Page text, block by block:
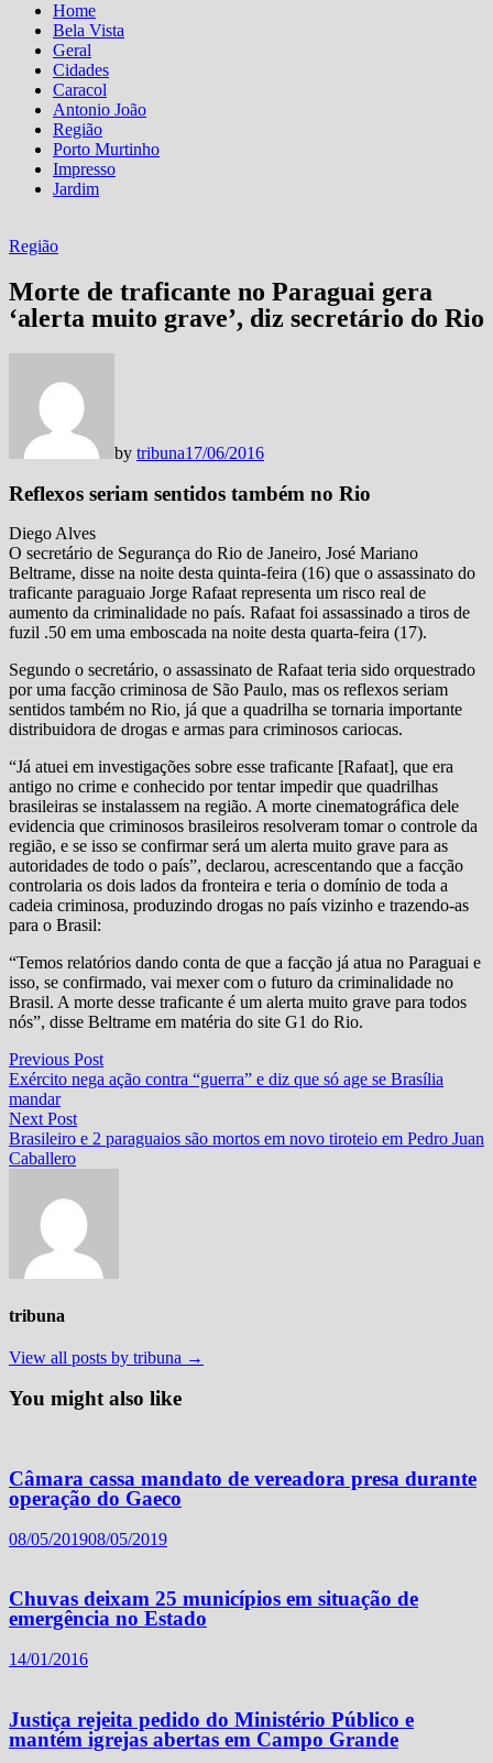
Home
Bela Vista
Geral
Cidades
Caracol
Antonio João
Região
Porto Murtinho
Impresso
Jardim
Região
Morte de traficante no Paraguai gera
‘alerta muito grave’, diz secretário do Rio
by tribuna17/06/2016
Reflexos seriam sentidos também no Rio
Diego Alves
O secretário de Segurança do Rio de Janeiro, José Mariano
Beltrame, disse na noite desta quinta-feira (16) que o assassinato do
traficante paraguaio Jorge Rafaat representa um risco real de
aumento da criminalidade no país. Rafaat foi assassinado a tiros de
fuzil .50 em uma emboscada na noite desta quarta-feira (17).
Segundo o secretário, o assassinato de Rafaat teria sido orquestrado
por uma facção criminosa de São Paulo, mas os reflexos seriam
sentidos também no Rio, já que a quadrilha se tornaria importante
distribuidora de drogas e armas para criminosos cariocas.
“Já atuei em investigações sobre esse traficante [Rafaat], que era
antigo no crime e conhecido por tentar impedir que quadrilhas
brasileiras se instalassem na região. A morte cinematográfica dele
evidencia que criminosos brasileiros resolveram tomar o controle da
região, e se isso se confirmar será um alerta muito grave para as
autoridades de todo o país”, declarou, acrescentando que a facção
controlaria os dois lados da fronteira e teria o domínio de toda a
cadeia criminosa, produzindo drogas no país vizinho e trazendo-as
para o Brasil:
“Temos relatórios dando conta de que a facção já atua no Paraguai e
isso, se confirmado, vai mexer com o futuro da criminalidade no
Brasil. A morte desse traficante é um alerta muito grave para todos
nós”, disse Beltrame em matéria do site G1 do Rio.
Navegação
de
Post
Previous PostPrevious
post:
Exército nega ação contra “guerra” e diz que só age se Brasília
mandar
Next PostNext
post:
Brasileiro e 2 paraguaios são mortos em novo tiroteio em Pedro Juan
Caballero
tribuna
View all posts by tribuna →
You might also like
Câmara cassa mandato de vereadora presa durante
operação do Gaeco
08/05/201908/05/2019
Chuvas deixam 25 municípios em situação de
emergência no Estado
14/01/2016
Justiça rejeita pedido do Ministério Público e
mantém igrejas abertas em Campo Grande